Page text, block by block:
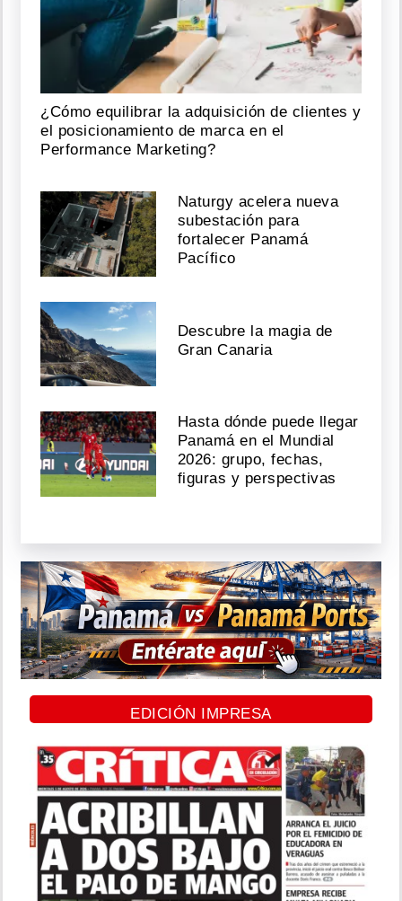
¿Cómo equilibrar la adquisición de clientes y
el posicionamiento de marca en el
Performance Marketing?
Naturgy acelera nueva
subestación para
fortalecer Panamá
Pacífico
Descubre la magia de
Gran Canaria
Hasta dónde puede llegar
Panamá en el Mundial
2026: grupo, fechas,
figuras y perspectivas
EDICIÓN IMPRESA